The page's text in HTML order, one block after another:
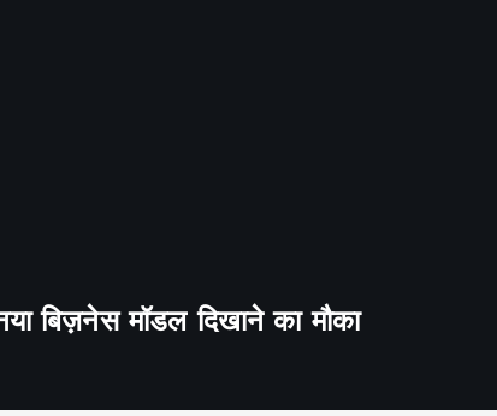
बिज़नेस मॉडल दिखाने का मौका